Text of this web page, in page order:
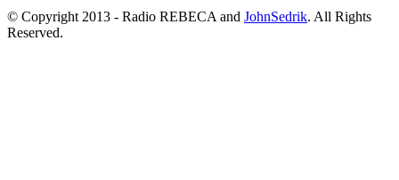
© Copyright 2013 - Radio REBECA and JohnSedrik. All Rights
Reserved.